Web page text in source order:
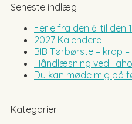
Seneste indlæg
Ferie fra den 6. til den
2027 Kalendere
BIB Tørbørste – krop
Håndlæsning ved
Du kan møde mig på
Kategorier